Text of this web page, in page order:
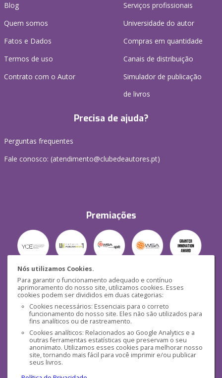
Nós utilizamos Cookies.
Para garantir o funcionamento adequado e contínuo
aprimoramento do nosso site, utilizamos cookies. Esses
cookies podem ser divididos em duas categorias:
Cookies necessários: Essenciais para o correto
funcionamento do nosso site. Eles não são utilizados para
fins analíticos ou de rastreamento.
Cookies analíticos: Relacionados ao Google Analytics e a
outras ferramentas estatísticas que preservam o seu
anonimato. Utilizamos esses cookies para melhorar nosso
site, tornando mais fácil para você imprimir e/ou publicar
seus livros.
Blog
Quem somos
Fatos e Dados
Termos de uso
Contrato com o Autor
Serviços profissionais
Universidade do autor
Compras em quantidade
Canais de distribuição
Simulador de publicação
de livros
Precisa de ajuda?
Perguntas frequentes
Fale conosco: (atendimento@clubedeautores.pt)
Premiações
Segurança
Mídias Sociais